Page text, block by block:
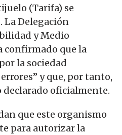
(Tarifa) se
La Delegación
y Medio
confirmado que la
la sociedad
y que, por tanto,
declarado oficialmente.
que este organismo
para autorizar la